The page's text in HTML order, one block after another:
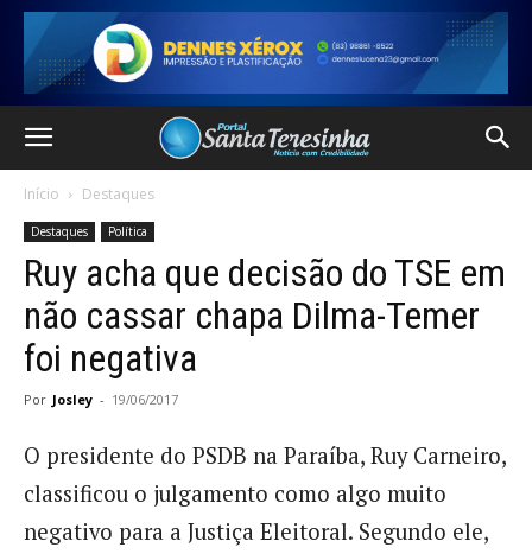
Início Destaques
Destaques Política
Ruy acha que decisão do TSE em
não cassar chapa Dilma-Temer
foi negativa
Por Josley - 19/06/2017
O presidente do PSDB na Paraíba, Ruy Carneiro,
classificou o julgamento como algo muito
negativo para a Justiça Eleitoral. Segundo ele,